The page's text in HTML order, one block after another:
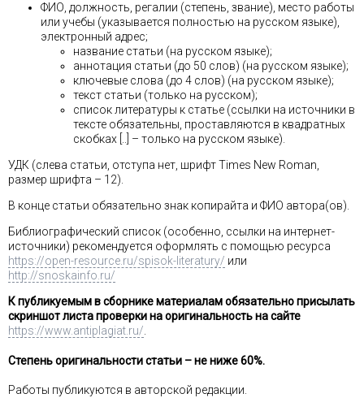
ФИО, должность, регалии (степень, звание), место работы
или учебы (указывается полностью на русском языке),
электронный адрес;
название статьи (на русском языке);
аннотация статьи (до 50 слов) (на русском языке);
ключевые слова (до 4 слов) (на русском языке);
текст статьи (только на русском);
список литературы к статье (ссылки на источники в
тексте обязательны, проставляются в квадратных
скобках [..] – только на русском языке).
УДК (слева статьи, отступа нет, шрифт Times New Roman,
размер шрифта – 12).
В конце статьи обязательно знак копирайта и ФИО автора(ов).
Библиографический список (особенно, ссылки на интернет-
источники) рекомендуется оформлять с помощью ресурса
https://open-resource.ru/spisok-literatury/ или
http://snoskainfo.ru/
К публикуемым в сборнике материалам обязательно присылать
скриншот листа проверки на оригинальность на сайте
https://www.antiplagiat.ru/
Степень оригинальности статьи – не ниже 60%.
Работы публикуются в авторской редакции.